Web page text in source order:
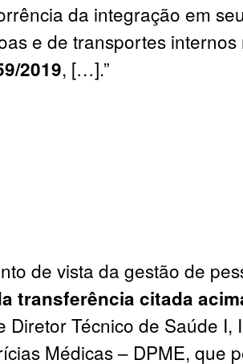
da integração em
e de transportes
2019, […].”
de vista da gestão de
transferência citada
Técnico de Saúde I,
Médicas – DPME, que